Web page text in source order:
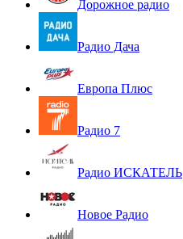
Дорожное радио
Радио Дача
Европа Плюс
Радио 7
Радио ИСКАТЕЛЬ
Новое Радио